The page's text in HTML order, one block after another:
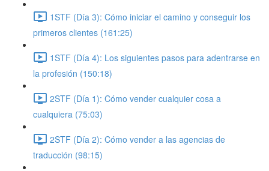
1STF (Día 3): Cómo iniciar el camino y conseguir los
primeros clientes (161:25)
1STF (Día 4): Los siguientes pasos para adentrarse en
la profesión (150:18)
2STF (Día 1): Cómo vender cualquier cosa a
cualquiera (75:03)
2STF (Día 2): Cómo vender a las agencias de
traducción (98:15)